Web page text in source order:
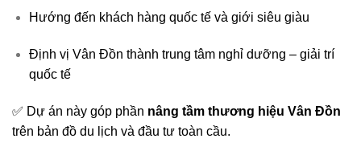
Hướng đến khách hàng quốc tế và giới siêu giàu
Định vị Vân Đồn thành trung tâm nghỉ dưỡng – giải trí
quốc tế
✅ Dự án này góp phần nâng tầm thương hiệu Vân Đồn
trên bản đồ du lịch và đầu tư toàn cầu.